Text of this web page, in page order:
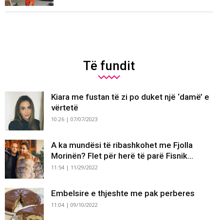
Të fundit
Kiara me fustan të zi po duket një ‘damë’ e
vërtetë
10:26 | 07/07/2023
A ka mundësi të ribashkohet me Fjolla
Morinën? Flet për herë të parë Fisnik...
11:54 | 11/29/2022
Embelsire e thjeshte me pak perberes
11:04 | 09/10/2022